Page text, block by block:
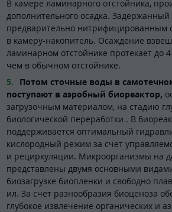
В камере ламинарного отстойника,
дополнительного осадка. Задержанный
предварительно нитрифицированным
в камеру-накопитель. Осаждение
ламинарном отстойнике протекает до
чем в обычном отстойнике.
Потом сточные воды в
поступают в аэробный биореактор,
загрузочным материалом, на стадию
биологической переработки . В
поддерживается оптимальный
кислородный режим за счет
и рециркуляции. Микроорганизмы на
представлены двумя основными
биозагрузке биопленки и свободно
ил. За счет разнообразия биоценоза
глубокое извлечение органических и